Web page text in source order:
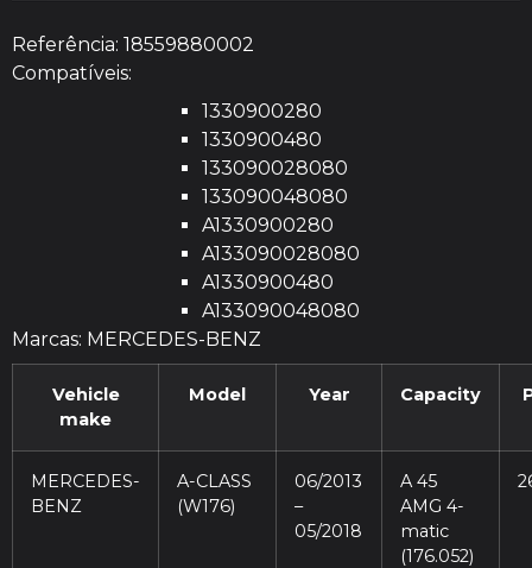
Referência: 18559880002
Compatíveis:
1330900280
1330900480
133090028080
133090048080
A1330900280
A133090028080
A1330900480
A133090048080
Marcas: MERCEDES-BENZ
Vehicle
make
Model Year Capacity
MERCEDES-
BENZ
A-CLASS
(W176)
06/2013
–
05/2018
A 45
AMG 4-
matic
(176.052)